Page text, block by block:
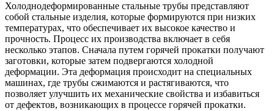
Холоднодеформированные стальные трубы представляют
собой стальные изделия, которые формируются при низких
температурах, что обеспечивает их высокое качество и
прочность. Процесс их производства включает в себя
несколько этапов. Сначала путем горячей прокатки получают
заготовки, которые затем подвергаются холодной
деформации. Эта деформация происходит на специальных
машинах, где трубы сжимаются и растягиваются, что
позволяет улучшить их механические свойства и избавиться
от дефектов, возникающих в процессе горячей прокатки.